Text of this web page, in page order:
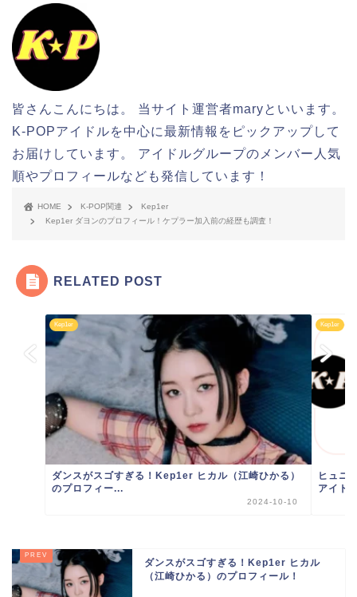
皆さんこんにちは。 当サイト運営者maryといいます。
K-POPアイドルを中心に最新情報をピックアップして
お届けしています。 アイドルグループのメンバー人気
順やプロフィールなども発信しています！
HOME K-POP関連
Kep1er
Kep1er ダヨンのプロフィール！ケプラー加入前の経歴も調査！
RELATED POST
Kep1er
ダンスがスゴすぎる！Kep1er ヒカル（江崎ひかる）
のプロフィー...
2024-10-10
Kep1er
ヒュニ
アイド
ダンスがスゴすぎる！Kep1er ヒカル
（江崎ひかる）のプロフィール！